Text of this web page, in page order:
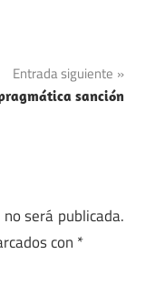
Entrada siguiente
sanción
será publicada.
con *